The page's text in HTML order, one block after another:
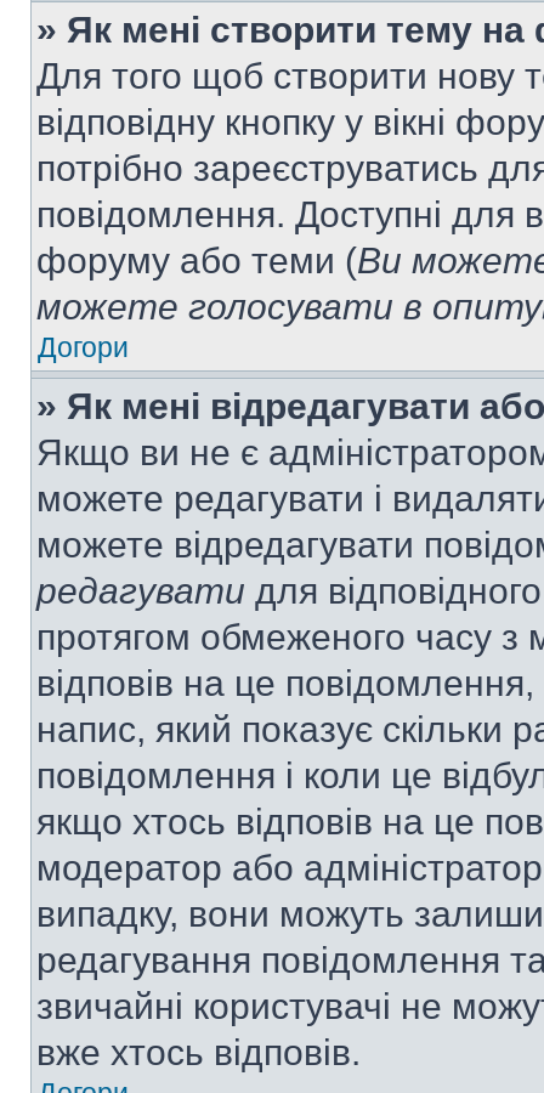
» Як мені створити тему на
Для того щоб створити нову
відповідну кнопку у вікні
потрібно зареєструватись
повідомлення. Доступні для
форуму або теми (Ви
можете голосувати в
Догори
» Як мені відредагувати
Якщо ви не є
можете редагувати і
можете відредагувати
редагувати для
протягом обмеженого часу
відповів на це
напис, який показує скільки
повідомлення і коли це
якщо хтось відповів на це
модератор або
випадку, вони можуть
редагування повідомлення
звичайні користувачі не
вже хтось відповів.